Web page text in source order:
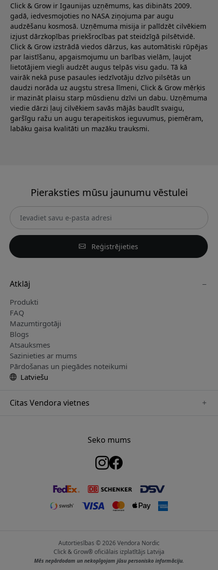
Click & Grow ir Igaunijas uzņēmums, kas dibināts 2009.
gadā, iedvesmojoties no NASA ziņojuma par augu
audzēšanu kosmosā. Uzņēmuma misija ir palīdzēt cilvēkiem
izjust dārzkopības priekšrocības pat steidzīgā pilsētvidē.
Click & Grow izstrādā viedos dārzus, kas automātiski rūpējas
par laistīšanu, apgaismojumu un barības vielām, ļaujot
lietotājiem viegli audzēt augus telpās visu gadu. Tā kā
vairāk nekā puse pasaules iedzīvotāju dzīvo pilsētās un
daudzi norāda uz augstu stresa līmeni, Click & Grow mērķis
ir mazināt plaisu starp mūsdienu dzīvi un dabu. Uzņēmuma
viedie dārzi ļauj cilvēkiem savās mājās baudīt svaigu,
garšīgu ražu un augu terapeitiskos ieguvumus, piemēram,
labāku gaisa kvalitāti un mazāku trauksmi.
Pieraksties mūsu jaunumu vēstulei
Reģistrējieties
Atklāj
Produkti
FAQ
Mazumtirgotāji
Blogs
Atsauksmes
Sazinieties ar mums
Pārdošanas un piegādes noteikumi
Latviešu
Citas Vendora vietnes
www.plaud.se
Seko mums
Autortiesības © 2026 Vendora Nordic
Click & Grow® oficiālais izplatītājs Latvija
Mēs nepārdodam un nekopīgojam jūsu personisko informāciju.